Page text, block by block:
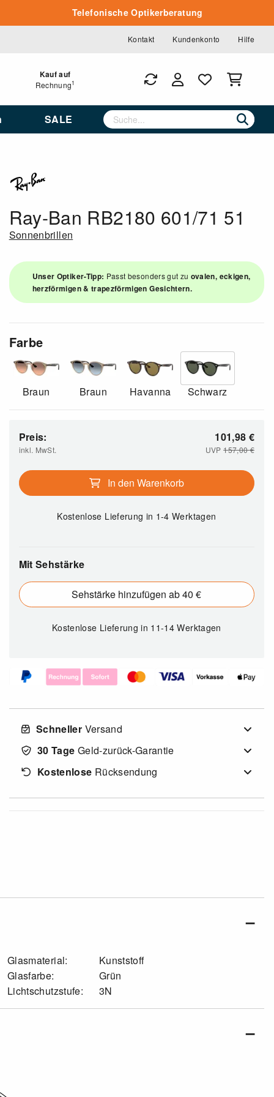
Telefonische Optikerberatung
Kontakt Kundenkonto Hilfe
Kauf auf
Rechnung1
SALE
Ray-Ban RB2180 601/71 51
Sonnenbrillen
Unser Optiker-Tipp: Passt besonders gut zu ovalen, eckigen,
herzförmigen & trapezförmigen Gesichtern.
Farbe
Braun Braun Havanna Schwarz
Preis:
inkl. MwSt.
101,98 €
UVP157,00€
In den Warenkorb
Kostenlose Lieferung in 1-4 Werktagen
Mit Sehstärke
Sehstärke hinzufügen ab 40 €
Kostenlose Lieferungin 11-14 Werktagen
Schneller Versand
30 Tage Geld-zurück-Garantie
Kostenlose Rücksendung
Glasmaterial:
Kunststoff
Glasfarbe:
Grün
Lichtschutzstufe:
3N